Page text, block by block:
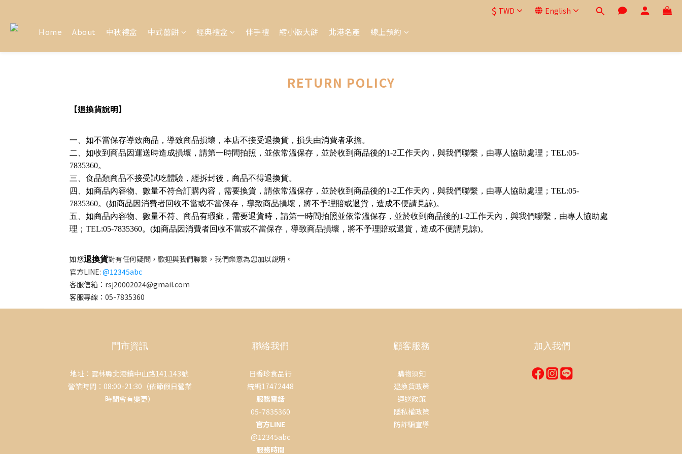
$ TWD English
Home About 中秋禮盒 中式囍餅 經典禮盒 伴手禮 縮小版大餅 北港名產 線上預約
RETURN POLICY
【退換貨說明】
一、如不當保存導致商品，導致商品損壞，本店不接受退換貨，損失由消費者承擔。
二、如收到商品因運送時造成損壞，請第一時間拍照，並依常溫保存，並於收到商品後的1-2工作天內，與我們聯繫，由專人協助處理；TEL:05-
7835360。
三、食品類商品不接受試吃體驗，經拆封後，商品不得退換貨。
四、如商品內容物、數量不符合訂購內容，需要換貨，請依常溫保存，並於收到商品後的1-2工作天內，與我們聯繫，由專人協助處理；TEL:05-
7835360。(如商品因消費者回收不當或不當保存，導致商品損壞，將不予理賠或退貨，造成不便請見諒)。
五、如商品內容物、數量不符、商品有瑕疵，需要退貨時，請第一時間拍照並依常溫保存，並於收到商品後的1-2工作天內，與我們聯繫，由專人協助處
理；TEL:05-7835360。(如商品因消費者回收不當或不當保存，導致商品損壞，將不予理賠或退貨，造成不便請見諒)。
如您退換貨對有任何疑問，歡迎與我們聯繫，我們樂意為您加以說明。
官方LINE: @12345abc
客服信箱：rsj20002024@gmail.com
客服專線：05-7835360
門市資訊
地址：雲林縣北港鎮中山路141.143號
營業時間：08:00-21:30（依節假日營業
時間會有變更）
聯絡我們
日香珍食品行
統編17472448
服務電話
05-7835360
官方LINE
@12345abc
服務時間
顧客服務
購物須知
退換貨政策
運送政策
隱私權政策
防詐騙宣導
加入我們